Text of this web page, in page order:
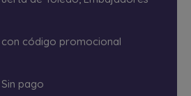
con código promocional
Sin pago